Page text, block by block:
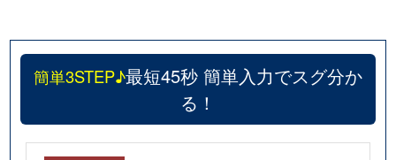
簡単3STEP♪最短45秒 簡単入力でスグ分か
る！